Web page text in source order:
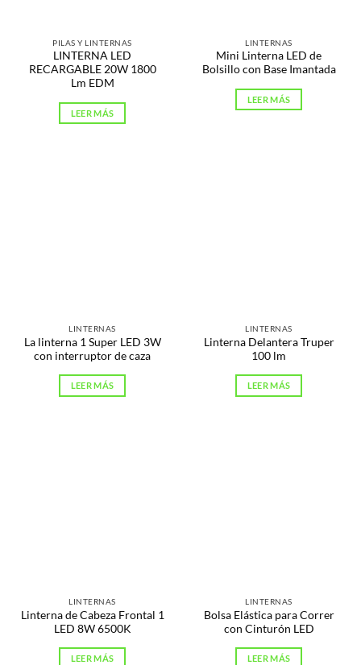
PILAS Y LINTERNAS
LINTERNA LED
RECARGABLE 20W 1800
Lm EDM
LEER MÁS
LINTERNAS
Mini Linterna LED de
Bolsillo con Base Imantada
LEER MÁS
LINTERNAS
La linterna 1 Super LED 3W
con interruptor de caza
LEER MÁS
LINTERNAS
Linterna Delantera Truper
100 lm
LEER MÁS
LINTERNAS
Linterna de Cabeza Frontal 1
LED 8W 6500K
LEER MÁS
LINTERNAS
Bolsa Elástica para Correr
con Cinturón LED
LEER MÁS